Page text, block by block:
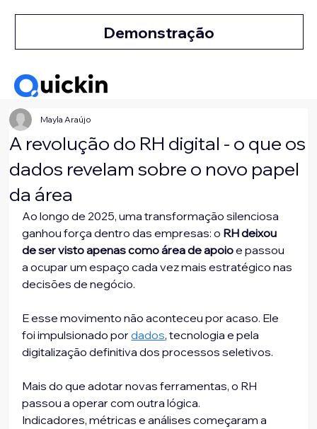
Demonstração
A revolução do RH digital - o que os
dados revelam sobre o novo papel
da área
Mayla Araújo
Ao longo de 2025, uma transformação silenciosa
ganhou força dentro das empresas: o RH deixou
de ser visto apenas como área de apoio e passou
a ocupar um espaço cada vez mais estratégico nas
decisões de negócio.
E esse movimento não aconteceu por acaso. Ele
foi impulsionado por dados, tecnologia e pela
digitalização definitiva dos processos seletivos.
Mais do que adotar novas ferramentas, o RH
passou a operar com outra lógica.
Indicadores, métricas e análises começaram a